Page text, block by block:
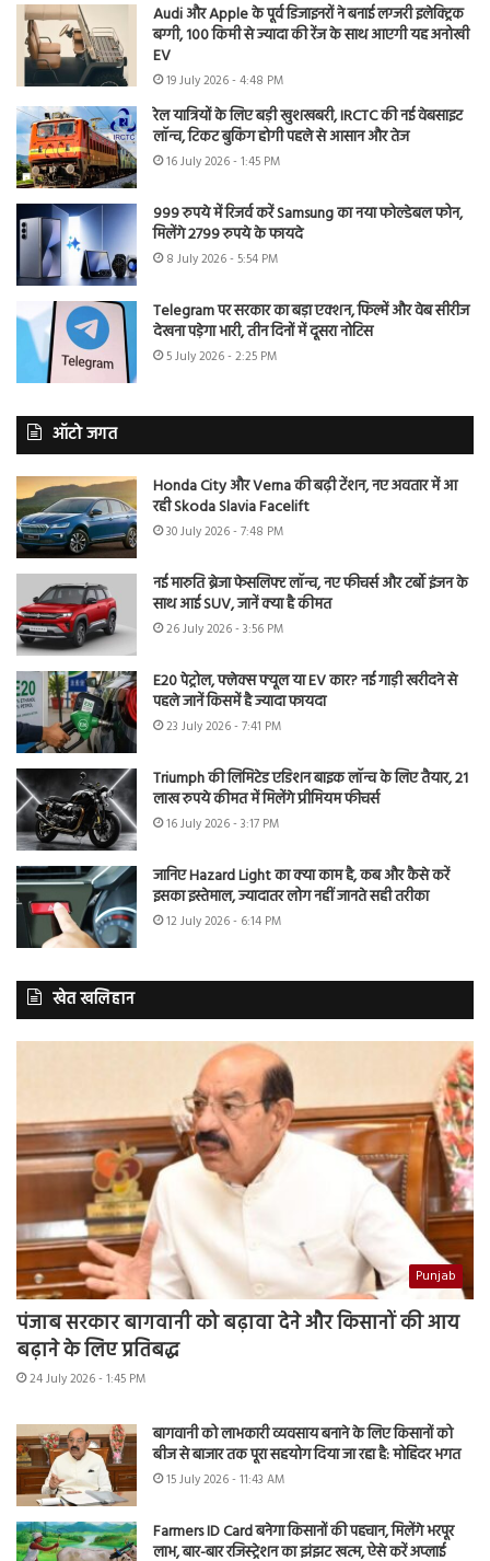
Audi और Apple के पूर्व डिजाइनरों ने बनाई लग्जरी इलेक्ट्रिक
बग्गी, 100 किमी से ज्यादा की रेंज के साथ आएगी यह अनोखी
EV
19 July 2026 - 4:48 PM
रेल यात्रियों के लिए बड़ी खुशखबरी, IRCTC की नई वेबसाइट
लॉन्च, टिकट बुकिंग होगी पहले से आसान और तेज
16 July 2026 - 1:45 PM
999 रुपये में रिजर्व करें Samsung का नया फोल्डेबल फोन,
मिलेंगे 2799 रुपये के फायदे
8 July 2026 - 5:54 PM
Telegram पर सरकार का बड़ा एक्शन, फिल्में और वेब सीरीज
देखना पड़ेगा भारी, तीन दिनों में दूसरा नोटिस
5 July 2026 - 2:25 PM
ऑटो जगत
Honda City और Verna की बढ़ी टेंशन, नए अवतार में आ
रही Skoda Slavia Facelift
30 July 2026 - 7:48 PM
नई मारुति ब्रेजा फेसलिफ्ट लॉन्च, नए फीचर्स और टर्बो इंजन के
साथ आई SUV, जानें क्या है कीमत
26 July 2026 - 3:56 PM
E20 पेट्रोल, फ्लेक्स फ्यूल या EV कार? नई गाड़ी खरीदने से
पहले जानें किसमें है ज्यादा फायदा
23 July 2026 - 7:41 PM
Triumph की लिमिटेड एडिशन बाइक लॉन्च के लिए तैयार, 21
लाख रुपये कीमत में मिलेंगे प्रीमियम फीचर्स
16 July 2026 - 3:17 PM
जानिए Hazard Light का क्या काम है, कब और कैसे करें
इसका इस्तेमाल, ज्यादातर लोग नहीं जानते सही तरीका
12 July 2026 - 6:14 PM
खेत खलिहान
Punjab
पंजाब सरकार बागवानी को बढ़ावा देने और किसानों की आय
बढ़ाने के लिए प्रतिबद्ध
24 July 2026 - 1:45 PM
बागवानी को लाभकारी व्यवसाय बनाने के लिए किसानों को
बीज से बाजार तक पूरा सहयोग दिया जा रहा है: मोहिंदर भगत
15 July 2026 - 11:43 AM
Farmers ID Card बनेगा किसानों की पहचान, मिलेंगे भरपूर
लाभ, बार-बार रजिस्ट्रेशन का झंझट खत्म, ऐसे करें अप्लाई